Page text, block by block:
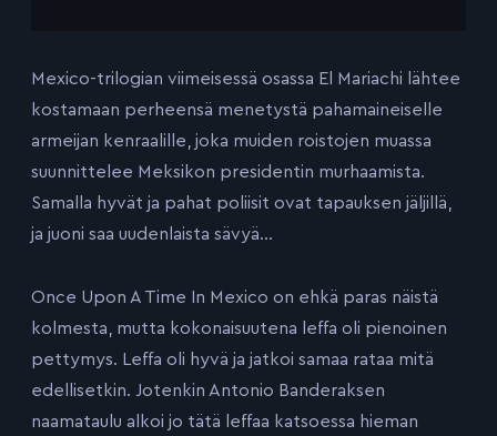
Mexico-trilogian viimeisessä osassa El Mariachi lähtee
kostamaan perheensä menetystä pahamaineiselle
armeijan kenraalille, joka muiden roistojen muassa
suunnittelee Meksikon presidentin murhaamista.
Samalla hyvät ja pahat poliisit ovat tapauksen jäljillä,
ja juoni saa uudenlaista sävyä…
Once Upon A Time In Mexico on ehkä paras näistä
kolmesta, mutta kokonaisuutena leffa oli pienoinen
pettymys. Leffa oli hyvä ja jatkoi samaa rataa mitä
edellisetkin. Jotenkin Antonio Banderaksen
naamataulu alkoi jo tätä leffaa katsoessa hieman